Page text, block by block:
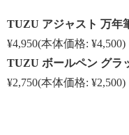
TUZU アジャスト 万年
¥4,950(本体価格: ¥4,500)
TUZU ボールペン グラ
¥2,750(本体価格: ¥2,500)